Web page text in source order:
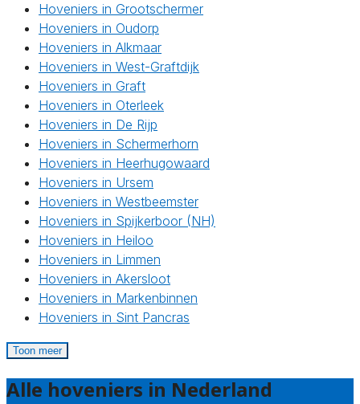
Hoveniers in Grootschermer
Hoveniers in Oudorp
Hoveniers in Alkmaar
Hoveniers in West-Graftdijk
Hoveniers in Graft
Hoveniers in Oterleek
Hoveniers in De Rijp
Hoveniers in Schermerhorn
Hoveniers in Heerhugowaard
Hoveniers in Ursem
Hoveniers in Westbeemster
Hoveniers in Spijkerboor (NH)
Hoveniers in Heiloo
Hoveniers in Limmen
Hoveniers in Akersloot
Hoveniers in Markenbinnen
Hoveniers in Sint Pancras
Toon meer
Alle hoveniers in Nederland